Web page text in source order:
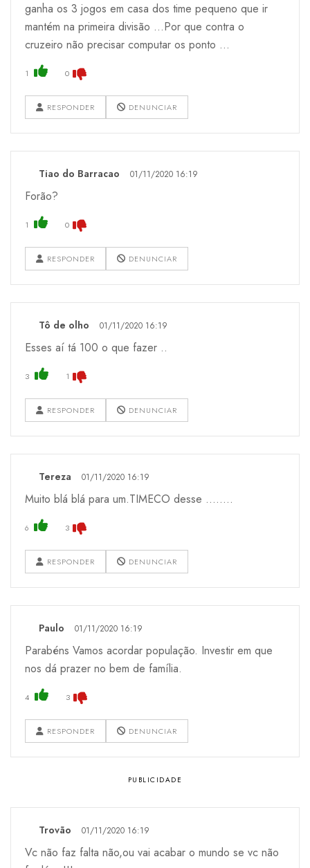
ganha os 3 jogos em casa dos time pequeno que ir
mantém na primeira divisão ...Por que contra o
cruzeiro não precisar computar os ponto ...
1 0
RESPONDER DENUNCIAR
Tiao do Barracao 01/11/2020 16:19
Forão?
1 0
RESPONDER DENUNCIAR
Tô de olho 01/11/2020 16:19
Esses aí tá 100 o que fazer ..
3 1
RESPONDER DENUNCIAR
Tereza 01/11/2020 16:19
Muito blá blá para um.TIMECO desse ........
6 3
RESPONDER DENUNCIAR
Paulo 01/11/2020 16:19
Parabéns Vamos acordar população. Investir em que
nos dá prazer no bem de família.
4 3
RESPONDER DENUNCIAR
Trovão 01/11/2020 16:19
Vc não faz falta não,ou vai acabar o mundo se vc não